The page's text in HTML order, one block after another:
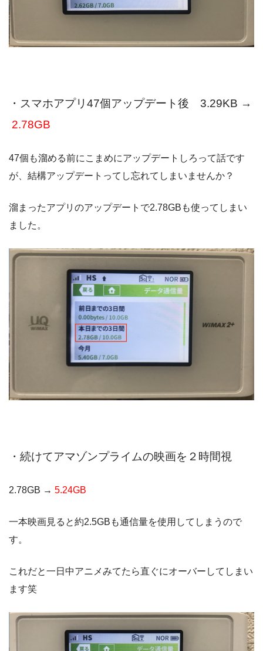
・スマホアプリ47個アップデート後 3.29KB →
2.78GB
47個も溜める前にこまめにアップデートしろって話です
が、結構アップデートってし忘れてしまいませんか？
溜まったアプリのアップデートで2.78GBも使ってしまい
ました。
・続けてアマゾンプライムの映画を２時間視
2.78GB → 5.24GB
一本映画見ると約2.5GBも通信量を使用してしまうので
す。
これだと一日中アニメみてたら直ぐにオーバーしてしまい
ます笑